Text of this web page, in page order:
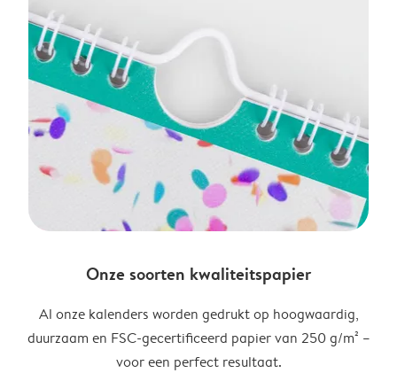
Onze soorten kwaliteitspapier
Al onze kalenders worden gedrukt op hoogwaardig,
duurzaam en FSC-gecertificeerd papier van 250 g/m² –
voor een perfect resultaat.